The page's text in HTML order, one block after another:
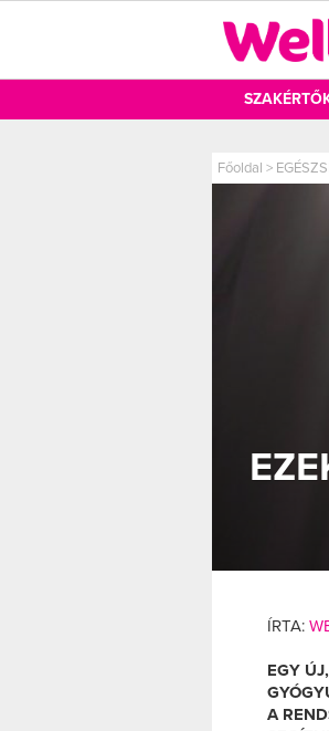
Főoldal >
ÍRTA:
EGY
A